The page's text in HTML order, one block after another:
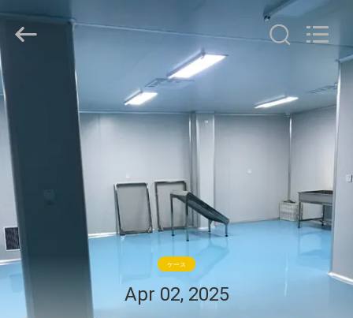
家
へ
製
品
ビ
デ
Copyright
2021
-
2026
Guangzhou
Cleanroom
Construction
Co.,
Ltd..
All
Rights
Reserved.
ケース
Apr 02, 2025